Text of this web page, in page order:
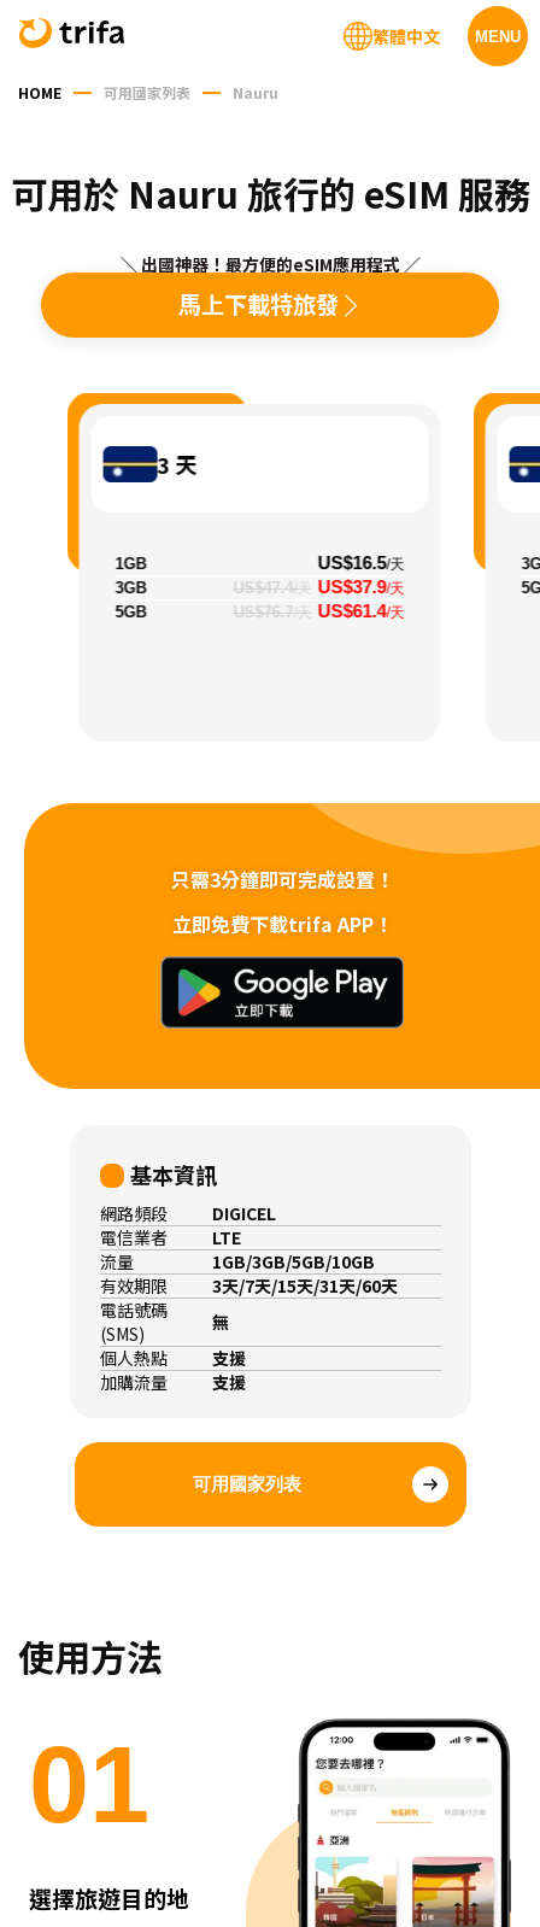
MENU
繁體中文
HOME 可用國家列表 Nauru
可用於 Nauru 旅行的 eSIM 服務
＼ 出國神器！最方便的eSIM應用程式 ／
馬上下載特旅發
3 天
1GB US$16.5/天
3GB US$47.4/天 US$37.9/天
5GB US$76.7/天 US$61.4/天
只需3分鐘即可完成設置！
立即免費下載trifa APP！
基本資訊
網路頻段
DIGICEL
電信業者
LTE
流量
1GB/3GB/5GB/10GB
有效期限
3天/7天/15天/31天/60天
電話號碼
(SMS)
無
個人熱點
支援
加購流量
支援
可用國家列表
使用方法
01
選擇旅遊目的地